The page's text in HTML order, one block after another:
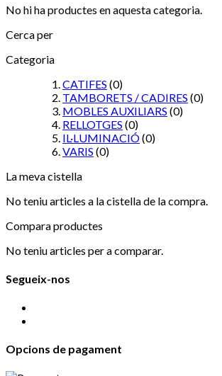
No hi ha productes en aquesta categoria.
Cerca per
Categoria
CATIFES (0)
TAMBORETS / CADIRES (0)
MOBLES AUXILIARS (0)
RELLOTGES (0)
IL·LUMINACIÓ(0)
VARIS (0)
La meva cistella
No teniu articles a la cistella de la compra.
Compara productes
No teniu articles per a comparar.
Segueix-nos
Opcions de pagament